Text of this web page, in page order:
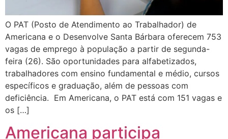
O PAT (Posto de Atendimento ao Trabalhador) de
Americana e o Desenvolve Santa Bárbara oferecem 753
vagas de emprego à população a partir de segunda-
feira (26). São oportunidades para alfabetizados,
trabalhadores com ensino fundamental e médio, cursos
específicos e graduação, além de pessoas com
deficiência. Em Americana, o PAT está com 151 vagas e
os […]
Americana participa